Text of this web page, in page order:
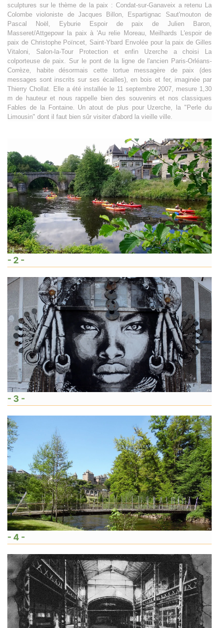
sculptures sur le thème de la paix : Condat-sur-Ganaveix a retenu La
Colombe violoniste de Jacques Billon, Espartignac Saut'mouton de
Pascal Noël, Eyburie Espoir de paix de Julien Baron,
Masseret/Attgepowr la paix à 'Au relie Moreau, Meilhards L'espoir de
paix de Christophe Poïncet, Saint-Ybard Envolée pour la paix de Gilles
Vitaloni, Salon-la-Tour Protection et enfin Uzerche a choisi La
colporteuse de paix. Sur le pont de la ligne de l'ancien Paris-Orléans-
Corrèze, habite désormais cette tortue messagère de paix (des
messages sont inscrits sur ses écailles), en bois et fer, imaginée par
Thierry Chollat. Elle a été installée le 11 septembre 2007, mesure 1,30
m de hauteur et nous rappelle bien des souvenirs et nos classiques
Fables de la Fontaine. Un atout de plus pour Uzerche, la "Perle du
Limousin" dont il faut bien sûr visiter d'abord la vieille ville.
- 2 -
- 3 -
- 4 -